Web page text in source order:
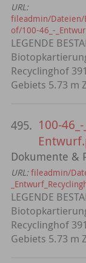
URL:
fileadmin/
of/100-46_-
LEGENDE
Recyclinghof
Gebiets 5.73 m
495. 100-
Dokumente &
URL: fileadmin/
LEGENDE
Recyclinghof
Gebiets 5.73 m